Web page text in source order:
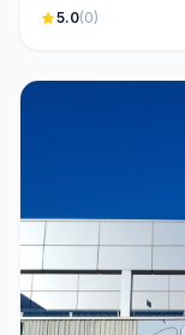
star5.0(0)